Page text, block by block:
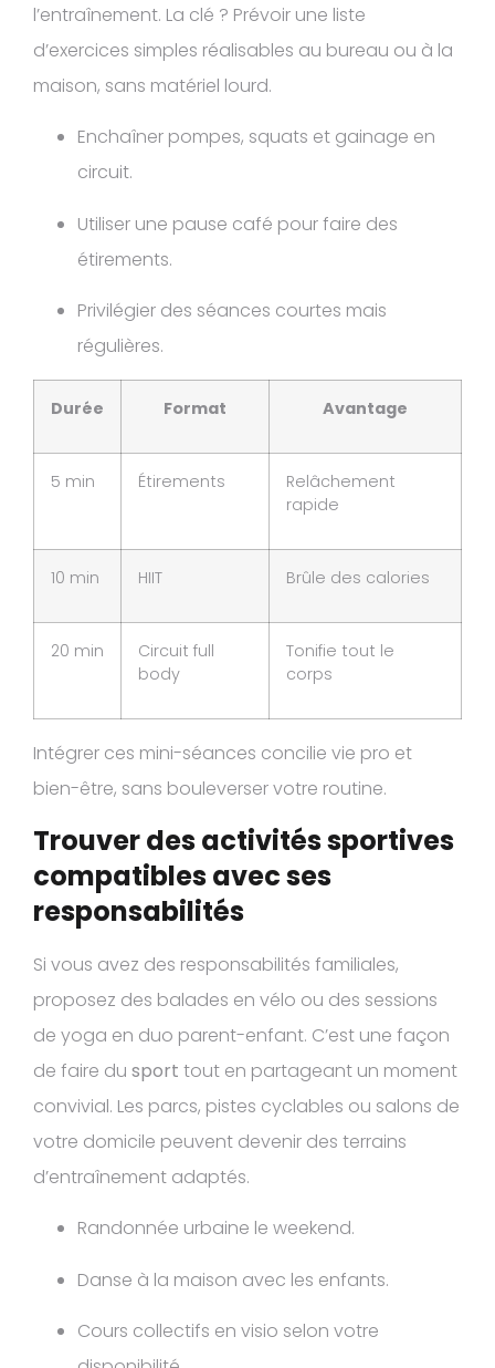
l’entraînement. La clé ? Prévoir une liste
d’exercices simples réalisables au bureau ou à la
maison, sans matériel lourd.
Enchaîner pompes, squats et gainage en
circuit.
Utiliser une pause café pour faire des
étirements.
Privilégier des séances courtes mais
régulières.
Durée Format Avantage
5 min Étirements
Relâchement
rapide
10 min HIIT Brûle des calories
20 min
Circuit full
body
Tonifie tout le
corps
Intégrer ces mini-séances concilie vie pro et
bien-être, sans bouleverser votre routine.
Trouver des activités sportives
compatibles avec ses
responsabilités
Si vous avez des responsabilités familiales,
proposez des balades en vélo ou des sessions
de yoga en duo parent-enfant. C’est une façon
de faire du sport tout en partageant un moment
convivial. Les parcs, pistes cyclables ou salons de
votre domicile peuvent devenir des terrains
d’entraînement adaptés.
Randonnée urbaine le weekend.
Danse à la maison avec les enfants.
Cours collectifs en visio selon votre